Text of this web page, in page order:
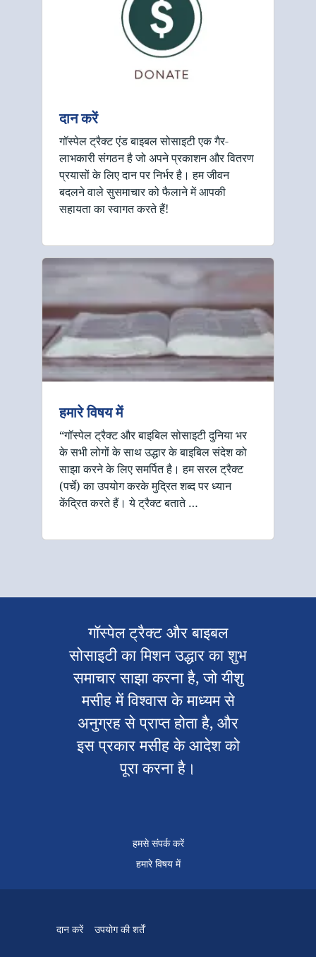
दान करें
गॉस्पेल ट्रैक्ट एंड बाइबल सोसाइटी एक गैर-
लाभकारी संगठन है जो अपने प्रकाशन और वितरण
प्रयासों के लिए दान पर निर्भर है। हम जीवन
बदलने वाले सुसमाचार को फैलाने में आपकी
सहायता का स्वागत करते हैं!
हमारे विषय में
“गॉस्पेल ट्रैक्ट और बाइबिल सोसाइटी दुनिया भर
के सभी लोगों के साथ उद्धार के बाइबिल संदेश को
साझा करने के लिए समर्पित है। हम सरल ट्रैक्ट
(पर्चे) का उपयोग करके मुद्रित शब्द पर ध्यान
केंद्रित करते हैं। ये ट्रैक्ट बताते …
गॉस्पेल ट्रैक्ट और बाइबल
सोसाइटी का मिशन उद्धार का शुभ
समाचार साझा करना है, जो यीशु
मसीह में विश्वास के माध्यम से
अनुग्रह से प्राप्त होता है, और
इस प्रकार मसीह के आदेश को
पूरा करना है।
हमसे संपर्क करें
हमारे विषय में
दान करें उपयोग की शर्तें